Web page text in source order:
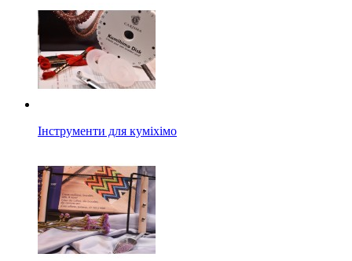
Інструменти для куміхімо